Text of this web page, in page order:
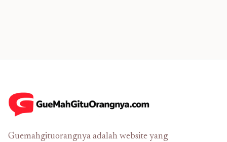
Guemahgituorangnya adalah website yang